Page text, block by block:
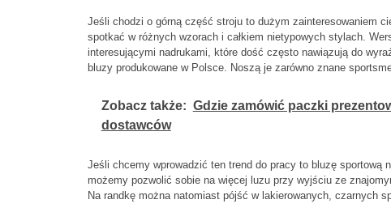
Jeśli chodzi o górną część stroju to dużym zainteresowaniem
spotkać w różnych wzorach i całkiem nietypowych stylach.
interesującymi nadrukami, które dość często nawiązują do
bluzy produkowane w Polsce. Noszą je zarówno znane
Zobacz także: Gdzie zamówić paczki
dostawców
Jeśli chcemy wprowadzić ten trend do pracy to bluzę sportową
możemy pozwolić sobie na więcej luzu przy wyjściu ze
Na randkę można natomiast pójść w lakierowanych, czarnych